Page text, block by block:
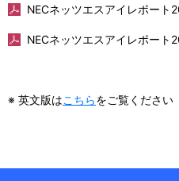
NECネッツエスアイレポート
NECネッツエスアイレポート
※ 英文版はこちらをご覧ください